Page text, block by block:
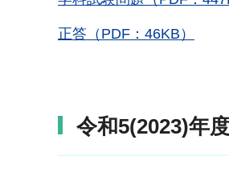
正答（PDF：46KB）
令和5(2023)年